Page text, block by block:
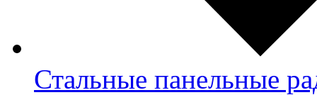
Стальные панельные